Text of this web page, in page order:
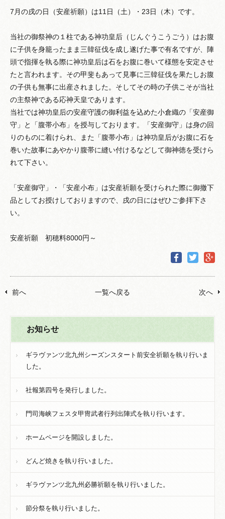
7月の戌の日（安産祈願）は11日（土）・23日（木）です。
当社の御祭神の１柱である神功皇后（じんぐうこうごう）はお腹
に子供を身籠ったまま三韓征伐を成し遂げた事で有名ですが、陣
頭で指揮を執る際に神功皇后は石をお腹に巻いて様態を安定させ
たと言われます。その甲斐もあって見事に三韓征伐を果たしお腹
の子供も無事に出産されました。そしてその時の子供こそが当社
の主祭神である応神天皇であります。
当社では神功皇后の安産守護の御利益を込めた小倉織の「安産御
守」と「腹帯小布」を授与しております。「安産御守」は身の回
りのものに着けられ、また「腹帯小布」は神功皇后がお腹に石を
巻いた故事にあやかり腹帯に縫い付けるなどして御神徳を受けら
れて下さい。
「安産御守」・「安産小布」は安産祈願を受けられた際に御撤下
品としてお授けしておりますので、戌の日にはぜひご参拝下さ
い。
安産祈願 初穂料8000円～
前へ 一覧へ戻る 次へ
お知らせ
ギラヴァンツ北九州シーズンスタート前安全祈願を執り行いま
した。
社報第四号を発行しました。
門司海峡フェスタ甲冑武者行列出陣式を執り行います。
ホームページを開設しました。
どんど焼きを執り行いました。
ギラヴァンツ北九州必勝祈願を執り行いました。
節分祭を執り行いました。